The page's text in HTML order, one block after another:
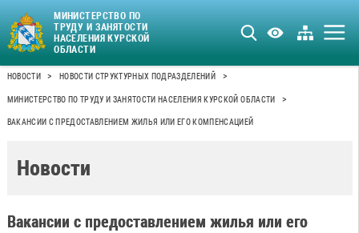
МИНИСТЕРСТВО ПО
ТРУДУ И ЗАНЯТОСТИ
НАСЕЛЕНИЯ КУРСКОЙ
ОБЛАСТИ
НОВОСТИ > НОВОСТИ СТРУКТУРНЫХ ПОДРАЗДЕЛЕНИЙ >
МИНИСТЕРСТВО ПО ТРУДУ И ЗАНЯТОСТИ НАСЕЛЕНИЯ КУРСКОЙ ОБЛАСТИ >
ВАКАНСИИ С ПРЕДОСТАВЛЕНИЕМ ЖИЛЬЯ ИЛИ ЕГО КОМПЕНСАЦИЕЙ
Новости
Вакансии с предоставлением жилья или его